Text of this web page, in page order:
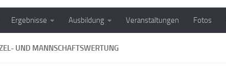
Ergebnisse Ausbildung Veranstaltungen Fotos
UND MANNSCHAFTSWERTUNG